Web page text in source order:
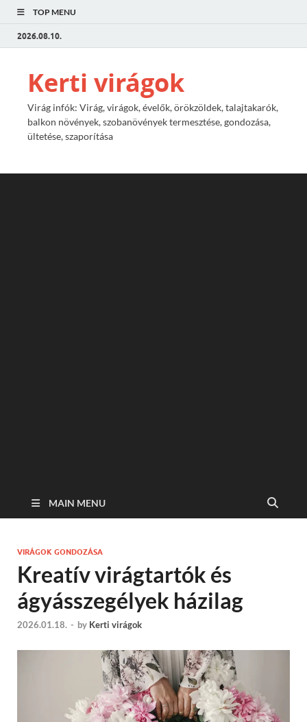
TOP MENU
2026.08.10.
Kerti virágok
Virág infók: Virág, virágok, évelők, örökzöldek, talajtakarók,
balkon növények, szobanövények termesztése, gondozása,
ültetése, szaporítása
MAIN MENU
VIRÁGOK GONDOZÁSA
Kreatív virágtartók és
ágyásszegélyek házilag
2026.01.18. - by Kerti virágok